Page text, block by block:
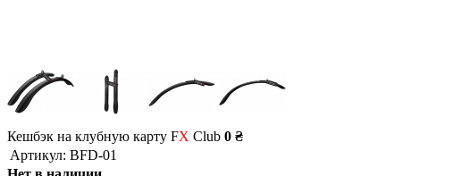
Кешбэк на клубную карту FX Club 0 ₴
Артикул: BFD-01